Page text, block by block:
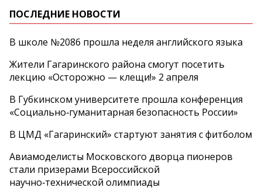
ПОСЛЕДНИЕ НОВОСТИ
В школе №2086 прошла неделя английского языка
Жители Гагаринского района смогут посетить
лекцию «Осторожно — клещи!» 2 апреля
В Губкинском университете прошла конференция
«Социально‑гуманитарная безопасность России»
В ЦМД «Гагаринский» стартуют занятия с фитболом
Авиамоделисты Московского дворца пионеров
стали призерами Всероссийской
научно‑технической олимпиады